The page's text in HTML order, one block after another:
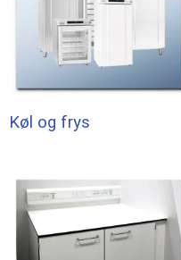
Køl og frys